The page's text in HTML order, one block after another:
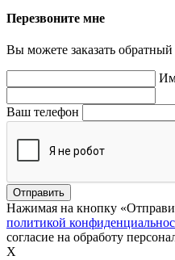
Перезвоните мне
Вы можете заказать обратный
Ваш телефон
Нажимая на кнопку
политикой
согласие на обработу
X